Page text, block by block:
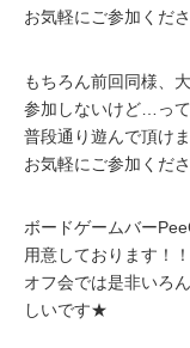
お気軽にご参加くだ
もちろん前回同様、
参加しないけど…っ
普段通り遊んで頂け
お気軽にご参加くだ
ボードゲームバー
用意しております！！
オフ会では是非いろ
しいです★